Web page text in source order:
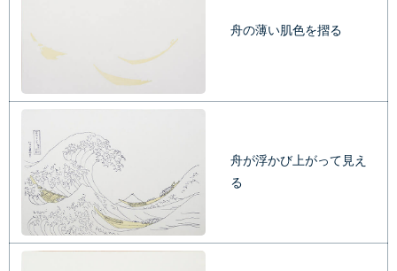
舟の薄い肌色を摺る
舟が浮かび上がって見え
る